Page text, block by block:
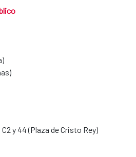
C2 y 44 (Plaza de Cristo Rey)